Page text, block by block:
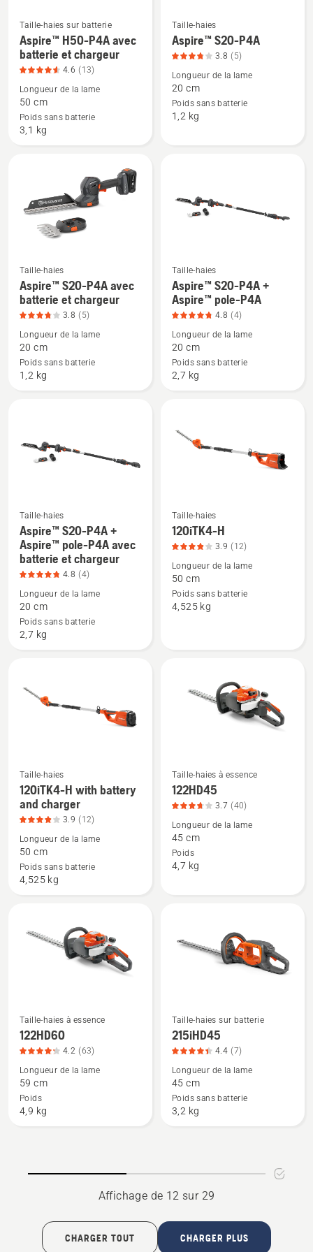
Voir
plus
de
détails
sur
Aspire™
H50-
chargeur,
produit
4.6
sur
Taille-haies sur batterie
Aspire™ H50-P4A avec
batterie et chargeur
4.6 (13)
Longueur de la lame
50 cm
Poids sans batterie
3,1 kg
Voir
plus
détails
sur
Aspire™
produit
Taille-haies
Aspire™ S20-P4A
3.8 (5)
Longueur de la lame
20 cm
Poids sans batterie
1,2 kg
Voir
plus
de
détails
sur
Aspire™
S20-
chargeur,
produit
3.8
sur
Taille-haies
Aspire™ S20-P4A avec
batterie et chargeur
3.8 (5)
Longueur de la lame
20 cm
Poids sans batterie
1,2 kg
Voir
plus
de
détails
sur
Aspire™
S20-
Aspire™
produit
4.8
sur
Taille-haies
Aspire™ S20-P4A +
Aspire™ pole-P4A
4.8 (4)
Longueur de la lame
20 cm
Poids sans batterie
2,7 kg
Voir
plus
de
sur
Aspire™
S20-
chargeur,
note
du
produit
4.8
sur
Taille-haies
Aspire™ S20-P4A +
Aspire™ pole-P4A avec
batterie et chargeur
4.8 (4)
Longueur de la lame
20 cm
Poids sans batterie
2,7 kg
Voir
plus
de
détails
sur
120iTK4-
Taille-haies
120iTK4-H
3.9 (12)
Longueur de la lame
50 cm
Poids sans batterie
4,525 kg
Voir
plus
de
détails
sur
120iTK4-
and
3.9
sur
Taille-haies
120iTK4-H with battery
and charger
3.9 (12)
Longueur de la lame
50 cm
Poids sans batterie
4,525 kg
Voir
plus
détails
sur
122HD45,
Taille-haies à essence
122HD45
3.7 (40)
Longueur de la lame
45 cm
Poids
4,7 kg
Voir
plus
de
détails
sur
122HD60,
Taille-haies à essence
122HD60
4.2 (63)
Longueur de la lame
59 cm
Poids
4,9 kg
Voir
plus
de
détails
sur
215iHD45,
4.4
sur
Taille-haies sur batterie
215iHD45
4.4 (7)
Longueur de la lame
45 cm
Poids sans batterie
3,2 kg
Affichage de 12 sur 29
CHARGER TOUT CHARGER PLUS